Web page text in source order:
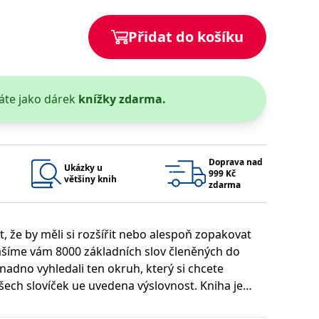
Přidat do košíku
jako dárek knížky zdarma.
Ukázky u
většiny knih
Doprava nad
999 Kč
zdarma
že by měli si rozšířit nebo alespoň zopakovat
vám 8000 základních slov členěných do
vyhledali ten okruh, který si chcete
slovíček ue uvedena výslovnost. Kniha je
soubory cookie návštěvníků. Je nutné, aby banner cookie
k udržování proměnných relací uživatelů. Obvykle se
příkladem je udržování přihlášeného stavu uživatele
možné podávat platné zprávy o používání jejich
stránku a slouží k počítání a sledování zobrazení
sociálních médiích. Může také shromažďovat informace o
stránky.
správného vzhledu dialogových oken.
Vyprší
Popis
1 rok
### Luigisbox???